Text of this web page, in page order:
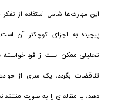
این مهارت‌ها شامل استفاده از
پیچیده به اجزای کوچکتر آن
تحلیلی ممکن است از فرد خواسته
تناقضات بگردد، یک سری از
دهد، یا مقاله‌ای را به صورت